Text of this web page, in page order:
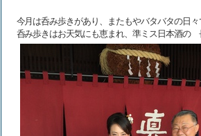
今月は呑み歩きがあり、またもやバタバタの日々
呑み歩きはお天気にも恵まれ、準ミス日本酒の